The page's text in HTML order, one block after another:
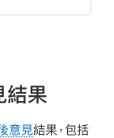
結果
意見結果，包括